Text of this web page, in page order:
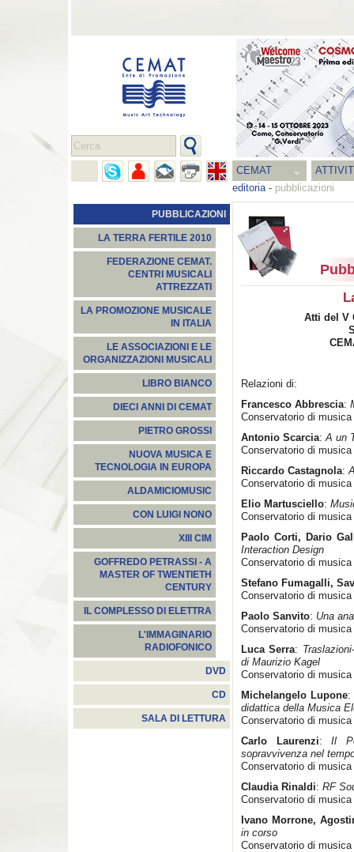
CEMAT
editoria- pubblicazioni
PUBBLICAZIONI
LA TERRA FERTILE 2010
FEDERAZIONE CEMAT.
CENTRI MUSICALI
ATTREZZATI
LA PROMOZIONE MUSICALE
IN ITALIA
LE ASSOCIAZIONI E LE
ORGANIZZAZIONI MUSICALI
LIBRO BIANCO
DIECI ANNI DI CEMAT
PIETRO GROSSI
NUOVA MUSICA E
TECNOLOGIA IN EUROPA
ALDAMICIOMUSIC
CON LUIGI NONO
XIII CIM
GOFFREDO PETRASSI - A
MASTER OF TWENTIETH
CENTURY
IL COMPLESSO DI ELETTRA
L'IMMAGINARIO
RADIOFONICO
DVD
CD
SALA DI LETTURA
Atti del V
Relazioni di:
Francesco Abbrescia:
Conservatorio di
Antonio Scarcia:A un
Conservatorio di
Riccardo Castagnola:
Conservatorio di
Elio Martusciello:
Conservatorio di
Paolo Corti, Dario
Interaction Design
Conservatorio di
Stefano Fumagalli,
Conservatorio di
Paolo Sanvito: Una
Conservatorio di
Luca Serra:
di Maurizio Kagel
Conservatorio di
Michelangelo Lupone
didattica della Musica
Conservatorio di
Carlo Laurenzi:Il
sopravvivenza nel
Conservatorio di
Claudia Rinaldi: RF
Conservatorio di
Ivano Morrone,
in corso
Conservatorio di